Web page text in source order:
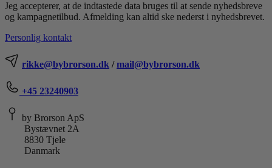
Jeg accepterer, at de indtastede data bruges til at sende nyhedsbreve
og kampagnetilbud. Afmelding kan altid ske nederst i nyhedsbrevet.
Personlig kontakt
rikke@bybrorson.dk /mail@bybrorson.dk
+45 23240903
by Brorson ApS
Bystævnet 2A
8830 Tjele
Danmark